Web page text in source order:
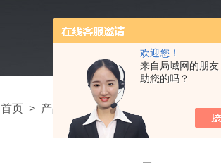
欢迎您！
来自局域网的朋
助您的吗？
首页 > 产品中心 >气体检测仪 手持式